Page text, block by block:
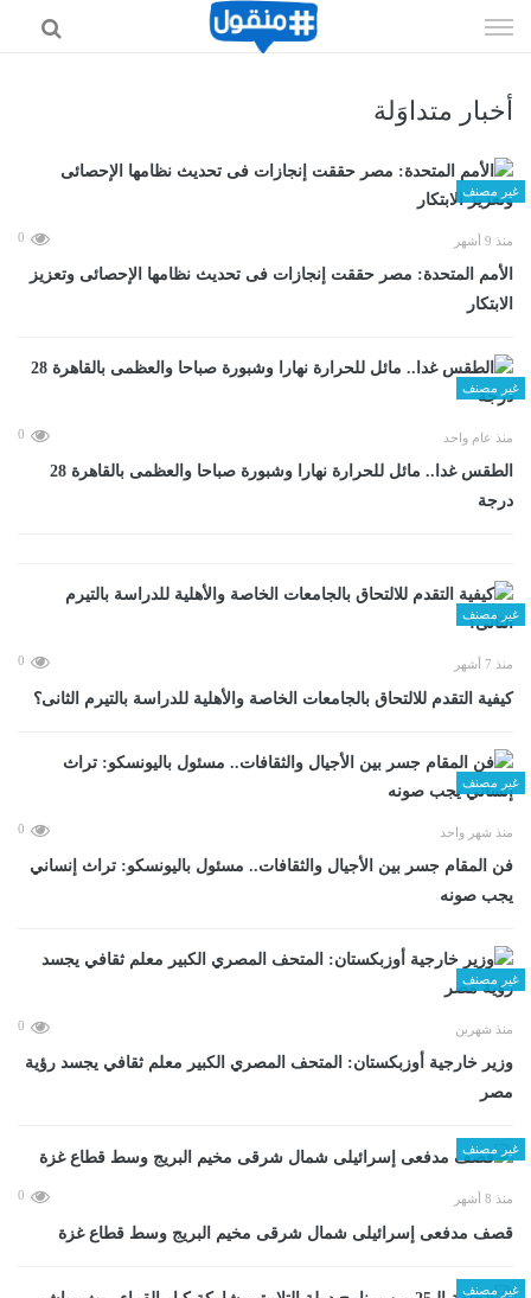
الى
أخبار متداوَلة
غير مصنف
منذ 9 أشهر 0
الأمم المتحدة: مصر حققت إنجازات فى تحديث نظامها الإحصائى وتعزيز
الابتكار
غير مصنف
منذ عام واحد 0
الطقس غدا.. مائل للحرارة نهارا وشبورة صباحا والعظمى بالقاهرة 28
درجة
غير مصنف
منذ 7 أشهر 0
كيفية التقدم للالتحاق بالجامعات الخاصة والأهلية للدراسة بالتيرم الثانى؟
غير مصنف
منذ شهر واحد 0
فن المقام جسر بين الأجيال والثقافات.. مسئول باليونسكو: تراث إنساني
يجب صونه
غير مصنف
منذ شهرين 0
وزير خارجية أوزبكستان: المتحف المصري الكبير معلم ثقافي يجسد رؤية
مصر
غير مصنف
منذ 8 أشهر 0
قصف مدفعى إسرائيلى شمال شرقى مخيم البريج وسط قطاع غزة
غير مصنف